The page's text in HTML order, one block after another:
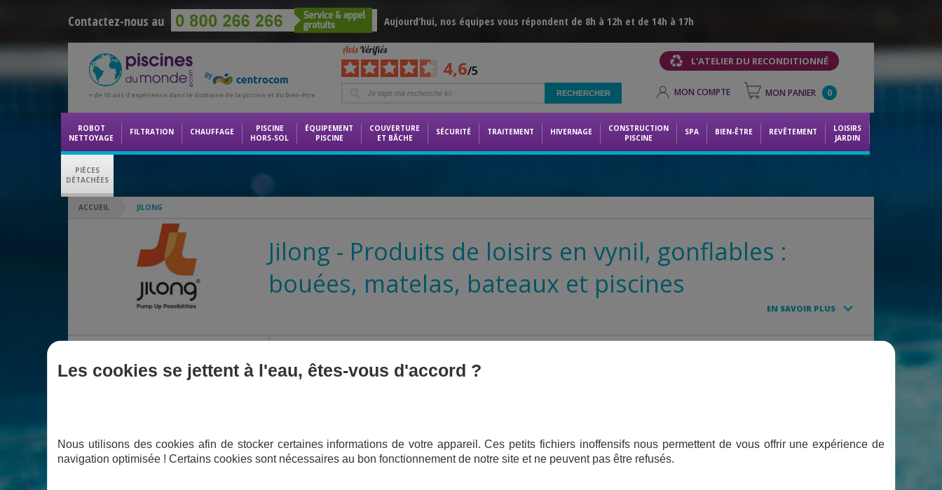
Contactez-nous au Aujourd’hui, nos équipes vous répondent de 8h à 12h et de 14h à 17h
L'ATELIER DU RECONDITIONNÉ
+ de 50 ans d’expérience dans le domaine de la piscine et du bien-être
4,6/5
MON COMPTE MON PANIER 0
ROBOT
NETTOYAGE
FILTRATION CHAUFFAGE
PISCINE
HORS-SOL
ÉQUIPEMENT
PISCINE
COUVERTURE
ET BÂCHE
SÉCURITÉ TRAITEMENT HIVERNAGE
CONSTRUCTION
PISCINE
SPA BIEN-ÊTRE REVÊTEMENT
LOISIRS
JARDIN
PIÈCES
DÉTACHÉES
Jilong - Produits de loisirs en vynil, gonflables :
bouées, matelas, bateaux et piscines
EN SAVOIR PLUS
Catégories
Piscine autoportante
ACCUEIL JILONG
Les cookies se jettent à l'eau, êtes-vous d'accord ?
Nous utilisons des cookies afin de stocker certaines informations de votre appareil. Ces petits fichiers inoffensifs nous permettent de vous offrir une expérience de
navigation optimisée ! Certains cookies sont nécessaires au bon fonctionnement de notre site et ne peuvent pas être refusés.